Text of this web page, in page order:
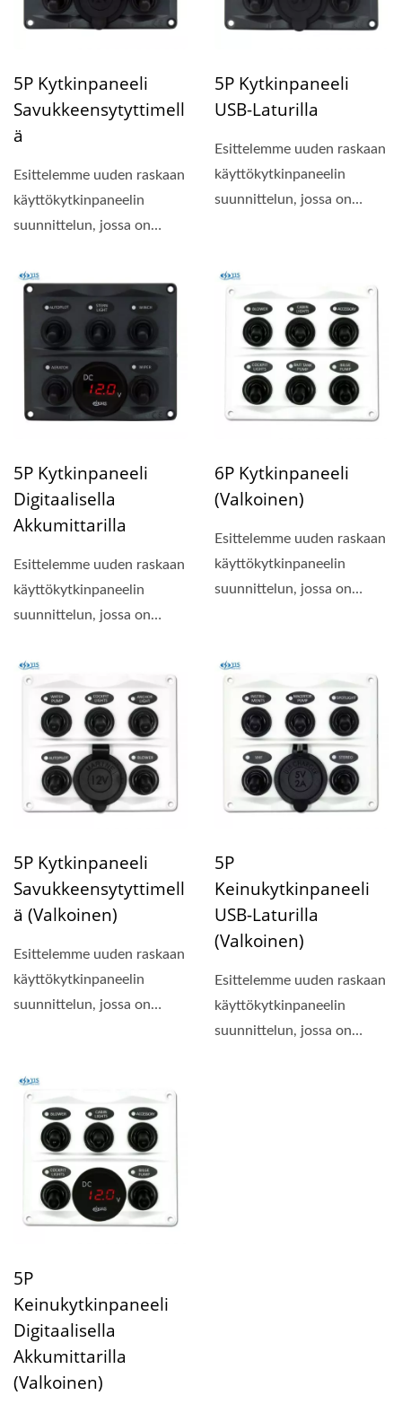
5P Kytkinpaneeli
Savukkeensytyttimell
Ä
Esittelemme uuden raskaan
käyttökytkinpaneelin
suunnittelun, jossa on
5P Kytkinpaneeli
USB-Laturilla
Esittelemme uuden raskaan
käyttökytkinpaneelin
suunnittelun, jossa on
5P Kytkinpaneeli
Digitaalisella
Akkumittarilla
Esittelemme uuden raskaan
käyttökytkinpaneelin
suunnittelun, jossa on
6P Kytkinpaneeli
(valkoinen)
Esittelemme uuden raskaan
käyttökytkinpaneelin
suunnittelun, jossa on
5P Kytkinpaneeli
Savukkeensytyttimell
Ä (valkoinen)
Esittelemme uuden raskaan
käyttökytkinpaneelin
suunnittelun, jossa on
5P
Keinukytkinpaneeli
USB-Laturilla
(valkoinen)
Esittelemme uuden raskaan
käyttökytkinpaneelin
suunnittelun, jossa on
5P
Keinukytkinpaneeli
Digitaalisella
Akkumittarilla
(valkoinen)